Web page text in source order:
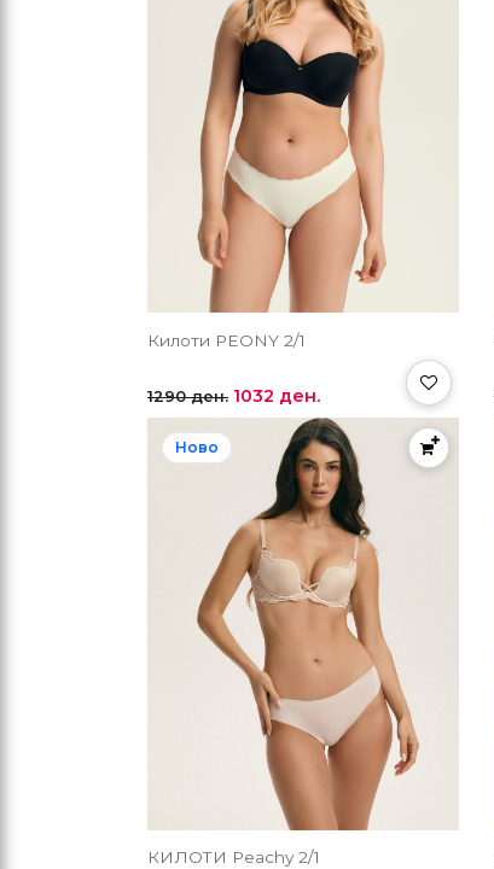
Килоти PEONY 2/1
1290 ден. 1032 ден.
Ново
КИЛОТИ Peachy 2/1